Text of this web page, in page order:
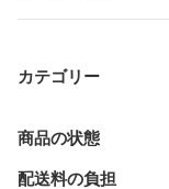
カテゴリー
商品の状態
配送料の負担